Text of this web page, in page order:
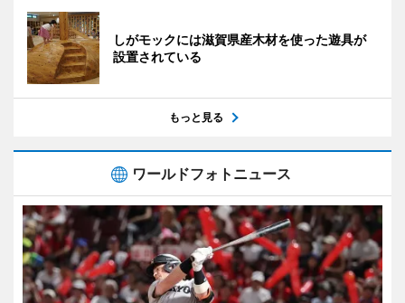
しがモックには滋賀県産木材を使った遊具が
設置されている
もっと見る
ワールドフォトニュース